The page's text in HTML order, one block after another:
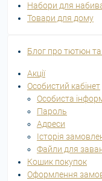
Набори для
Товари для дому
Блог про тютюн
Акції
Особистий кабінет
Особиста
Пароль
Адреси
Історія
Файли для
Кошик покупок
Оформлення